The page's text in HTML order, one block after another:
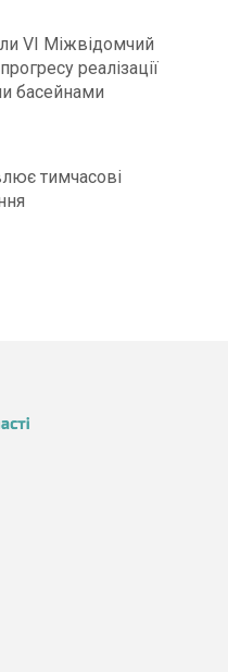
VІ Міжвідомчий
реалізації
басейнами
тимчасові